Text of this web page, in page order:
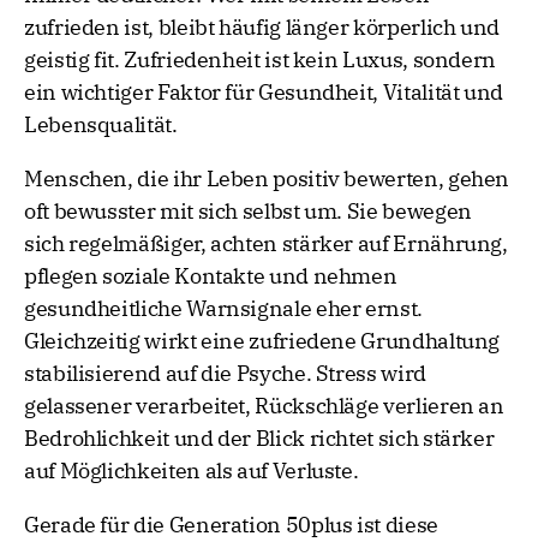
zufrieden ist, bleibt häufig länger körperlich und
geistig fit. Zufriedenheit ist kein Luxus, sondern
ein wichtiger Faktor für Gesundheit, Vitalität und
Lebensqualität.
Menschen, die ihr Leben positiv bewerten, gehen
oft bewusster mit sich selbst um. Sie bewegen
sich regelmäßiger, achten stärker auf Ernährung,
pflegen soziale Kontakte und nehmen
gesundheitliche Warnsignale eher ernst.
Gleichzeitig wirkt eine zufriedene Grundhaltung
stabilisierend auf die Psyche. Stress wird
gelassener verarbeitet, Rückschläge verlieren an
Bedrohlichkeit und der Blick richtet sich stärker
auf Möglichkeiten als auf Verluste.
Gerade für die Generation 50plus ist diese